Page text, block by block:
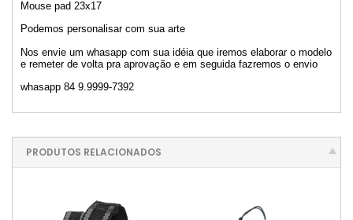
Mouse pad 23x17
Podemos personalisar com sua arte
Nos envie um whasapp com sua idéia que iremos elaborar o modelo
e remeter de volta pra aprovação e em seguida fazremos o envio
whasapp 84 9.9999-7392
PRODUTOS RELACIONADOS